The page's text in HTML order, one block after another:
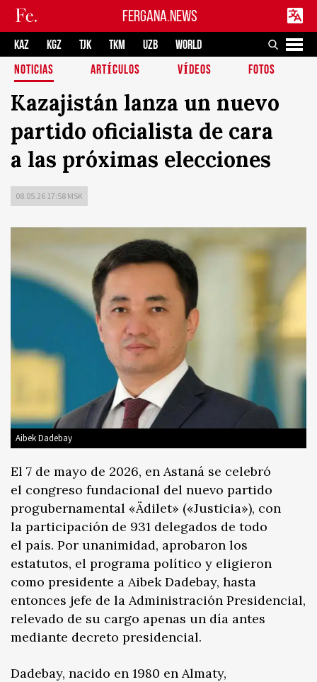
FERGANA.NEWS
KAZ KGZ TJK TKM UZB
WORLD
NOTICIAS
ARTÍCULOS VÍDEOS FOTOS
Kazajistán lanza un nuevo
partido oficialista de cara
a las próximas elecciones
08.05.26 17:58 MSK
Aibek Dadebay
El 7 de mayo de 2026, en Astaná se celebró
el congreso fundacional del nuevo partido
progubernamental «Ädilet» («Justicia»), con
la participación de 931 delegados de todo
el país. Por unanimidad, aprobaron los
estatutos, el programa político y eligieron
como presidente a Aibek Dadebay, hasta
entonces jefe de la Administración Presidencial,
relevado de su cargo apenas un día antes
mediante decreto presidencial.
Dadebay, nacido en 1980 en Almaty,